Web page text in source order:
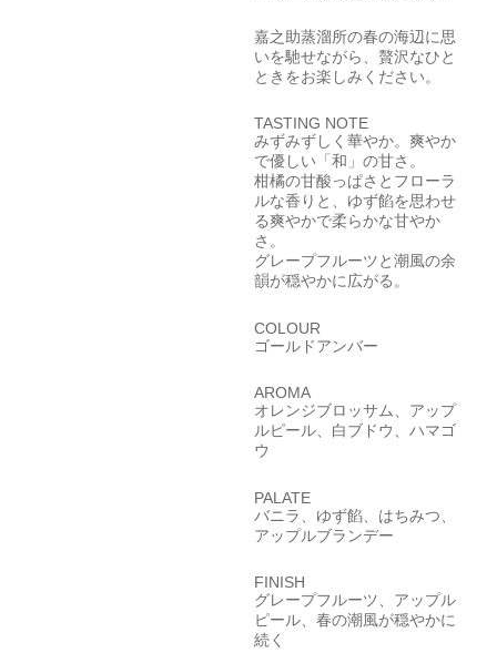
嘉之助蒸溜所の春の海辺に思
いを馳せながら、贅沢なひと
ときをお楽しみください。
TASTING NOTE
みずみずしく華やか。爽やか
で優しい「和」の甘さ。
柑橘の甘酸っぱさとフローラ
ルな香りと、ゆず餡を思わせ
る爽やかで柔らかな甘やか
さ。
グレープフルーツと潮風の余
韻が穏やかに広がる。
COLOUR
ゴールドアンバー
AROMA
オレンジブロッサム、アップ
ルピール、白ブドウ、ハマゴ
ウ
PALATE
バニラ、ゆず餡、はちみつ、
アップルブランデー
FINISH
グレープフルーツ、アップル
ピール、春の潮風が穏やかに
続く